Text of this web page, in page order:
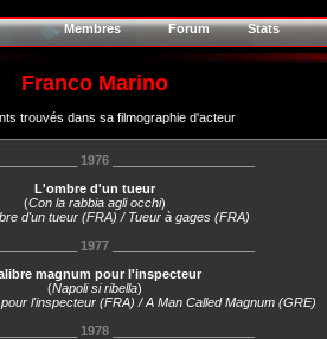
Membres Forum Stats
Franco Marino
trouvés dans sa filmographie d'acteur
1976____________________
L'ombre d'un tueur
(Con la rabbia agli occhi)
d'un tueur (FRA) / Tueur à gages (FRA)
1977____________________
magnum pour l'inspecteur
(Napoli si ribella)
l'inspecteur (FRA) / A Man Called Magnum (GRE)
1978____________________